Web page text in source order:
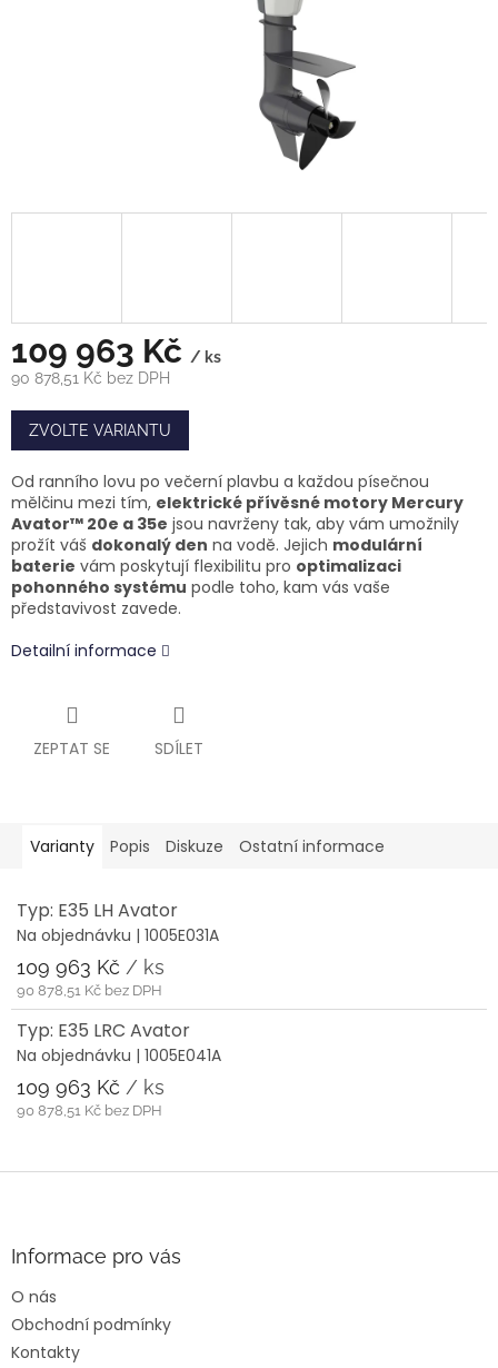
109 963 Kč / ks
90 878,51 Kč bez DPH
Měrná
cena:
ZVOLTE VARIANTU
Od ranního lovu po večerní plavbu a každou písečnou
mělčinu mezi tím, elektrické přívěsné motory Mercury
Avator™ 20e a 35e jsou navrženy tak, aby vám umožnily
prožít váš dokonalý den na vodě. Jejich modulární
baterie vám poskytují flexibilitu pro optimalizaci
pohonného systému podle toho, kam vás vaše
představivost zavede.
Detailní informace
ZEPTAT SE SDÍLET
Varianty Popis Diskuze Ostatní informace
Typ: E35 LH Avator
Na objednávku | 1005E031A
109 963 Kč / ks
90 878,51 Kč bez DPH
Typ: E35 LRC Avator
Na objednávku | 1005E041A
109 963 Kč / ks
90 878,51 Kč bez DPH
Informace pro vás
O nás
Obchodní podmínky
Kontakty